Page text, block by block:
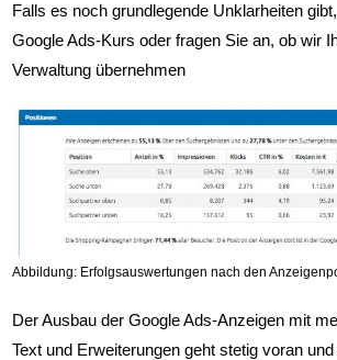
Falls es noch grundlegende Unklarheiten
Google Ads-Kurs oder fragen Sie an, ob wir
Verwaltung übernehmen
Abbildung: Erfolgsauswertungen nach den
Der Ausbau der Google Ads-Anzeigen mit
Text und Erweiterungen geht stetig voran